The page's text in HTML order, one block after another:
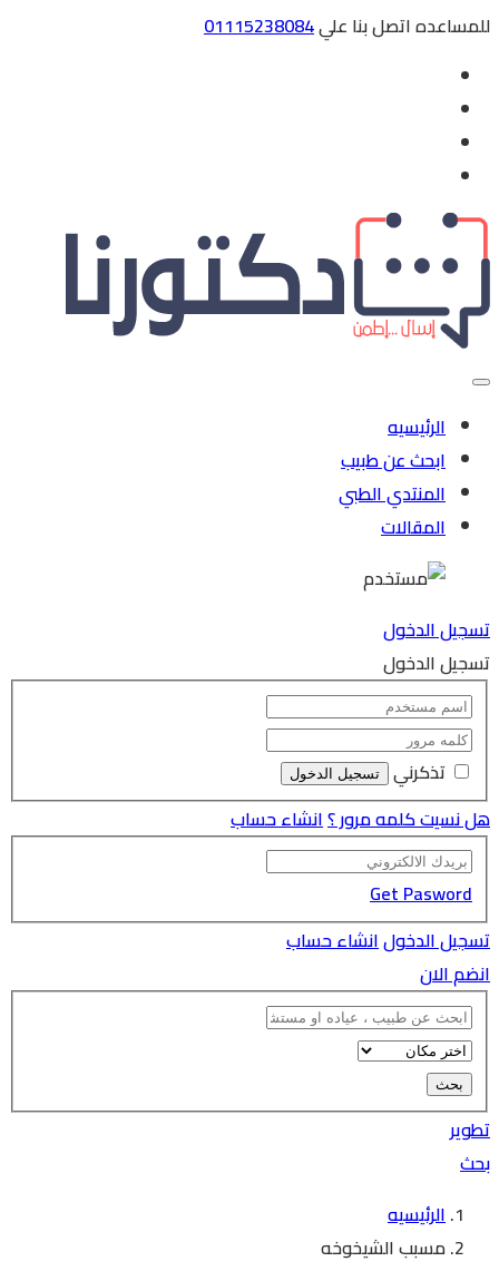
للمساعده اتصل بنا علي01115238084
الرئيسيه
ابحث عن طبيب
المنتدي الطبي
المقالات
تسجيل الدخول
تسجيل الدخول
تذكرني
هل نسيت كلمه مرور ؟انشاء حساب
Get Pasword
تسجيل الدخولانشاء حساب
انضم الان
تطوير
بحث
الرئيسيه
مسبب الشيخوخه